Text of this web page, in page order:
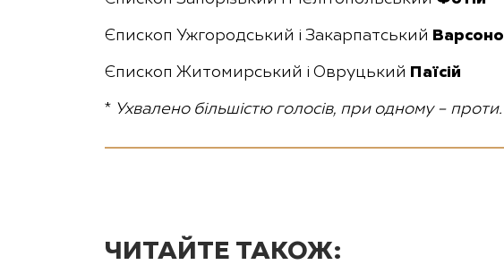
Єпископ Ужгородський і Закарпатський
Єпископ Житомирський і Овруцький Паїсій
* Ухвалено більшістю голосів, при одному – проти.
ЧИТАЙТЕ ТАКОЖ: